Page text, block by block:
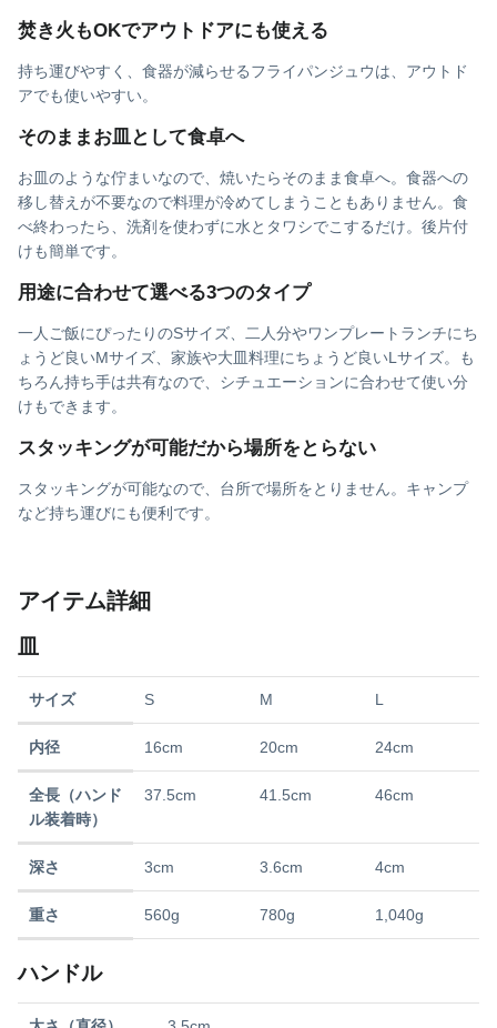
焚き火もOKでアウトドアにも使える
持ち運びやすく、食器が減らせるフライパンジュウは、アウトド
アでも使いやすい。
そのままお皿として食卓へ
お皿のような佇まいなので、焼いたらそのまま食卓へ。食器への
移し替えが不要なので料理が冷めてしまうこともありません。食
べ終わったら、洗剤を使わずに水とタワシでこするだけ。後片付
けも簡単です。
用途に合わせて選べる3つのタイプ
一人ご飯にぴったりのSサイズ、二人分やワンプレートランチにち
ょうど良いMサイズ、家族や大皿料理にちょうど良いLサイズ。も
ちろん持ち手は共有なので、シチュエーションに合わせて使い分
けもできます。
スタッキングが可能だから場所をとらない
スタッキングが可能なので、台所で場所をとりません。キャンプ
など持ち運びにも便利です。
アイテム詳細
皿
サイズ S M L
内径 16cm 20cm 24cm
全長（ハンド
ル装着時）
37.5cm 41.5cm 46cm
深さ 3cm 3.6cm 4cm
重さ 560g 780g 1,040g
ハンドル